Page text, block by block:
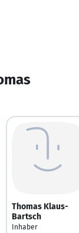
Thomas Klaus-
Bartsch
Inhaber